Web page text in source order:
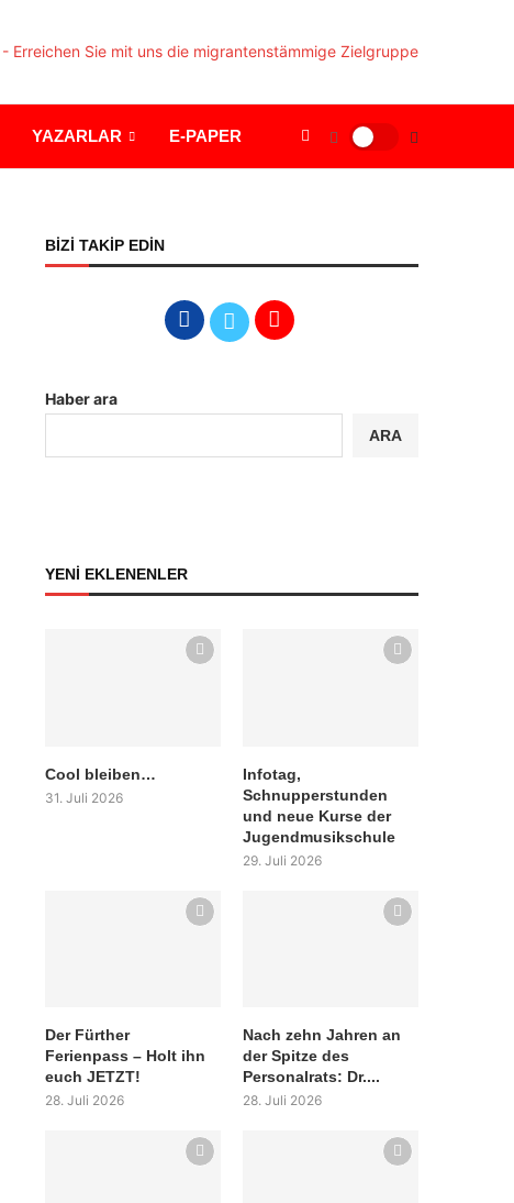
YAZARLAR E-PAPER
BİZİ TAKİP EDİN
Haber ara
ARA
YENİ EKLENENLER
Cool bleiben…
31. Juli 2026
Infotag,
Schnupperstunden
und neue Kurse der
Jugendmusikschule
29. Juli 2026
Der Fürther
Ferienpass – Holt ihn
euch JETZT!
28. Juli 2026
Nach zehn Jahren an
der Spitze des
Personalrats: Dr....
28. Juli 2026